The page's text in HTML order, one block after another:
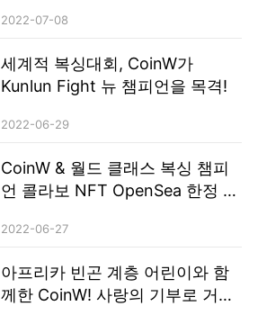
2022-07-08
세계적 복싱대회, CoinW가
Kunlun Fight 뉴 챔피언을 목격!
2022-06-29
CoinW & 월드 클래스 복싱 챔피
언 콜라보 NFT OpenSea 한정 판
2022-06-27
아프리카 빈곤 계층 어린이와 함
께한 CoinW! 사랑의 기부로 거래